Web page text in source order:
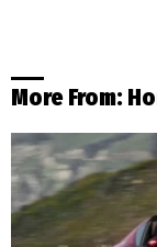
More From: